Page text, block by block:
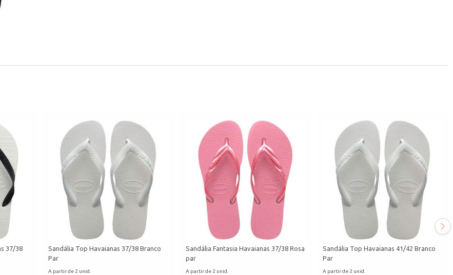
37/38
Sandália Top Havaianas 37/38 Branco
Par
A partir de 2 unid.
Sandália Fantasia Havaianas 37/38 Rosa
par
A partir de 2 unid.
Sandália Top Havaianas 41/42 Branco
Par
A partir de 2 unid.